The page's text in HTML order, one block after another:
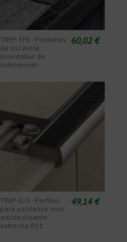
TREP-EFK - Peldaños
de escalera
inoxidable de
sobreponer
60,02 €
TREP-G-S - Perfiles
para peldaños inox
antideslizante
estrecho R11
49,14 €